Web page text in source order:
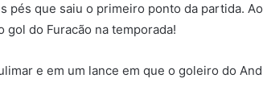
pés que saiu o primeiro ponto da partida.
gol do Furacão na temporada!
e em um lance em que o goleiro do